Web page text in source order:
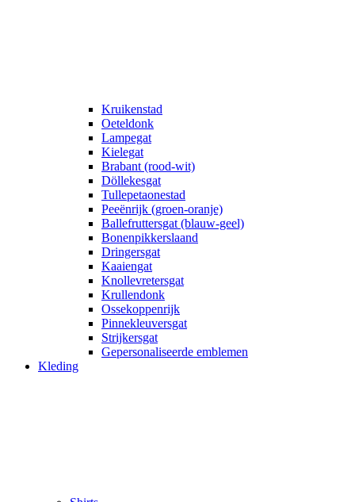
Kruikenstad
Oeteldonk
Lampegat
Kielegat
Brabant (rood-wit)
Döllekesgat
Tullepetaonestad
Peeënrijk (groen-oranje)
Ballefruttersgat (blauw-geel)
Bonenpikkerslaand
Dringersgat
Kaaiengat
Knollevretersgat
Krullendonk
Ossekoppenrijk
Pinnekleuversgat
Strijkersgat
Gepersonaliseerde emblemen
Kleding